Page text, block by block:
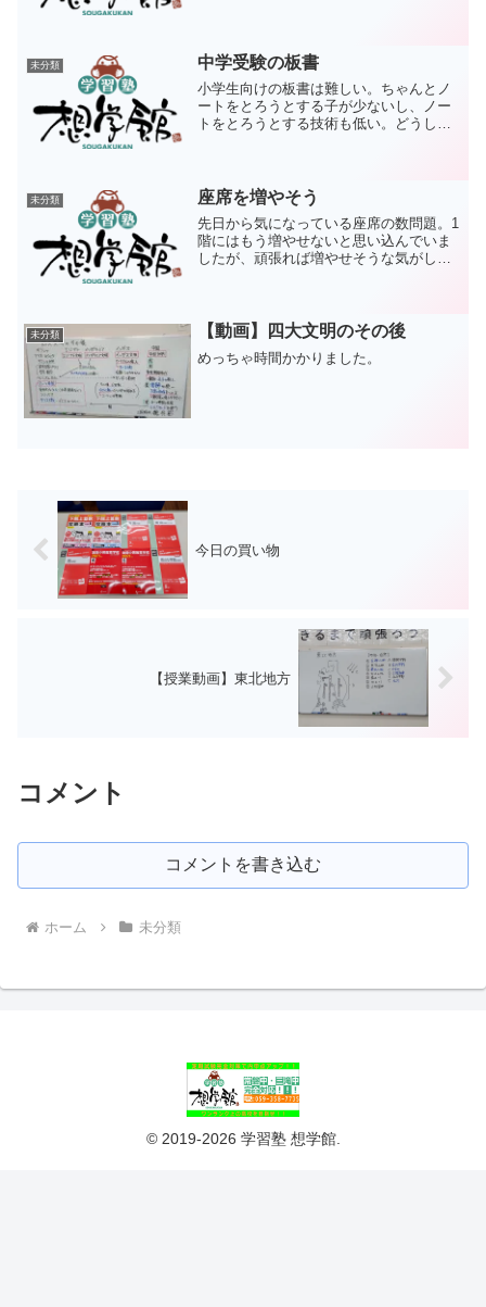
要の多い季節で、取付予定...
未分類 中学受験の板書
小学生向けの板書は難しい。ちゃんとノ
ートをとろうとする子が少ないし、ノー
トをとろうとする技術も低い。どうして
いうイメージではない。試し...
未分類 座席を増やそう
先日から気になっている座席の数問題。1
階にはもう増やせないと思い込んでいま
したが、頑張れば増やせそうな気がして
していこうと思います。
未分類 【動画】四大文明のその後
めっちゃ時間かかりました。
今日の買い物
【授業動画】東北地方
コメント
コメントを書き込む
ホーム 未分類
© 2019-2026 学習塾 想学館.